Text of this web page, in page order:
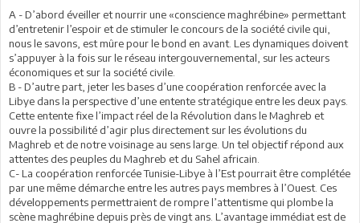
A - D’abord éveiller et nourrir une «conscience maghrébine» permettant
d’entretenir l’espoir et de stimuler le concours de la société civile qui,
nous le savons, est mûre pour le bond en avant. Les dynamiques doivent
s’appuyer à la fois sur le réseau intergouvernemental, sur les acteurs
économiques et sur la société civile.
B - D’autre part, jeter les bases d’une coopération renforcée avec la
Libye dans la perspective d’une entente stratégique entre les deux pays.
Cette entente fixe l’impact réel de la Révolution dans le Maghreb et
ouvre la possibilité d’agir plus directement sur les évolutions du
Maghreb et de notre voisinage au sens large. Un tel objectif répond aux
attentes des peuples du Maghreb et du Sahel africain.
C- La coopération renforcée Tunisie-Libye à l’Est pourrait être complétée
par une même démarche entre les autres pays membres à l’Ouest. Ces
développements permettraient de rompre l’attentisme qui plombe la
scène maghrébine depuis près de vingt ans. L’avantage immédiat est de